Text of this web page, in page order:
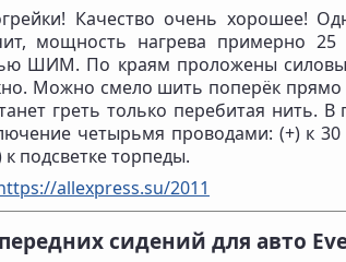
Качество очень хорошее!
мощность нагрева примерно 25
ШИМ. По краям проложены
Можно смело шить поперёк
греть только перебитая нить. В
четырьмя проводами: (+) к
к подсветке торпеды.
allexpress.su/2011
сидений для авто